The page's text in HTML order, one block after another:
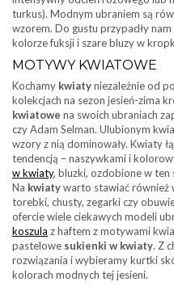
turkus). Modnym ubraniem są
wzorem. Do gustu przypadły
kolorze fuksji i szare bluzy w
MOTYWY KWIATOWE
Kochamy kwiatyniezależnie od
kolekcjach na sezon jesień-zima
kwiatowe na swoich ubraniach
czy Adam Selman. Ulubionym
wzory z nią dominowały. Kwiaty
tendencją – naszywkami i
w kwiaty, bluzki, ozdobione w ten
Na kwiatywarto stawiać również
torebki, chusty, zegarki czy
ofercie wiele ciekawych modeli
koszula z haftem z motywami
pastelowe sukienki w kwiaty. Z
rozwiązania i wybieramy kurtki
kolorach modnych tej jesieni.